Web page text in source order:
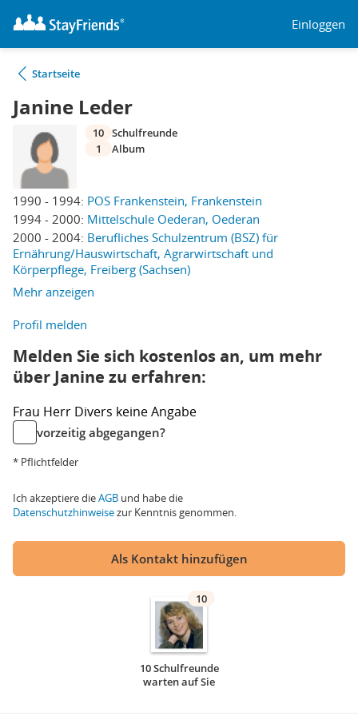
Einloggen
Startseite
Janine Leder
1990 - 1994: POS Frankenstein, Frankenstein
1994 - 2000: Mittelschule Oederan, Oederan
2000 - 2004: Berufliches Schulzentrum (BSZ) für
Ernährung/Hauswirtschaft, Agrarwirtschaft und
Körperpflege, Freiberg (Sachsen)
Mehr anzeigen
10 Schulfreunde
1
Album
Profil melden
Melden Sie sich kostenlos an, um mehr
über Janine zu erfahren:
Frau Herr Divers keine Angabe
vorzeitig abgegangen?
* Pflichtfelder
Ich akzeptiere dieAGB und habe die
Datenschutzhinweisezur Kenntnis genommen.
Als Kontakt hinzufügen
10
10 Schulfreunde
warten auf Sie